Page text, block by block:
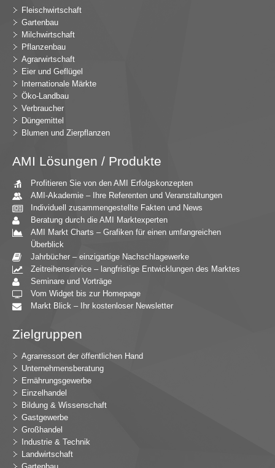
Fleischwirtschaft
Gartenbau
Milchwirtschaft
Pflanzenbau
Agrarwirtschaft
Eier und Geflügel
Internationale Märkte
Öko-Landbau
Verbraucher
Düngemittel
Blumen und Zierpflanzen
AMI Lösungen / Produkte
Profitieren Sie von den AMI Erfolgskonzepten
AMI-Akademie – Ihre Referenten und Veranstaltungen
Individuell zusammengestellte Fakten und News
Beratung durch die AMI Marktexperten
AMI Markt Charts – Grafiken für einen umfangreichen
Überblick
Jahrbücher – einzigartige Nachschlagewerke
Zeitreihenservice – langfristige Entwicklungen des Marktes
Seminare und Vorträge
Vom Widget bis zur Homepage
Markt Blick – Ihr kostenloser Newsletter
Zielgruppen
Agrarressort der öffentlichen Hand
Unternehmensberatung
Ernährungsgewerbe
Einzelhandel
Bildung & Wissenschaft
Gastgewerbe
Großhandel
Industrie & Technik
Landwirtschaft